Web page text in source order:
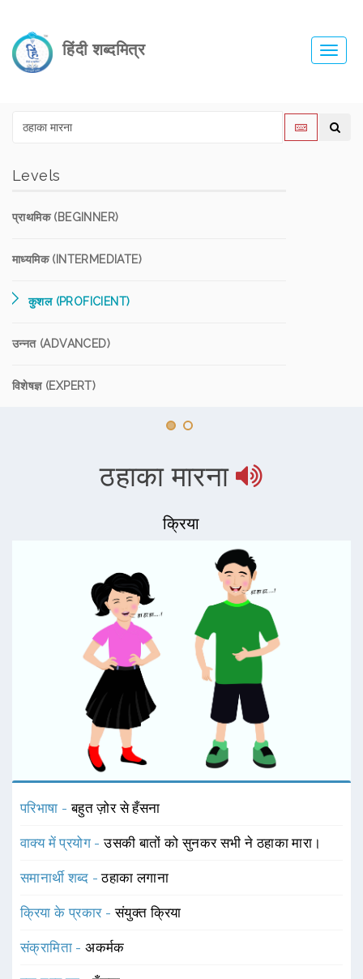
हिंदी शब्दमित्र
Levels
प्राथमिक (BEGINNER)
माध्यमिक (INTERMEDIATE)
कुशल (PROFICIENT)
उन्नत (ADVANCED)
विशेषज्ञ (EXPERT)
ठहाका मारना
क्रिया
परिभाषा -बहुत ज़ोर से हँसना
वाक्य में प्रयोग -उसकी बातों को सुनकर सभी ने ठहाका मारा।
समानार्थी शब्द -ठहाका लगाना
क्रिया के प्रकार -संयुक्त क्रिया
संक्रामिता -अकर्मक